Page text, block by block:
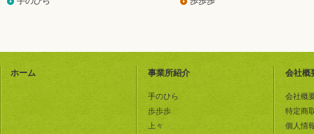
ホーム 事業所紹介
手のひら
歩歩歩
上々
会社概
会社概
特定商
個人情